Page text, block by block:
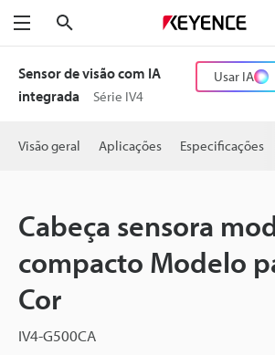
Menu
Sensor de visão com IA
integrada
Série IV4
Usar IA
Visão geral Aplicações Especificações
Cabeça sensora
compacto Modelo
Cor
IV4-G500CA